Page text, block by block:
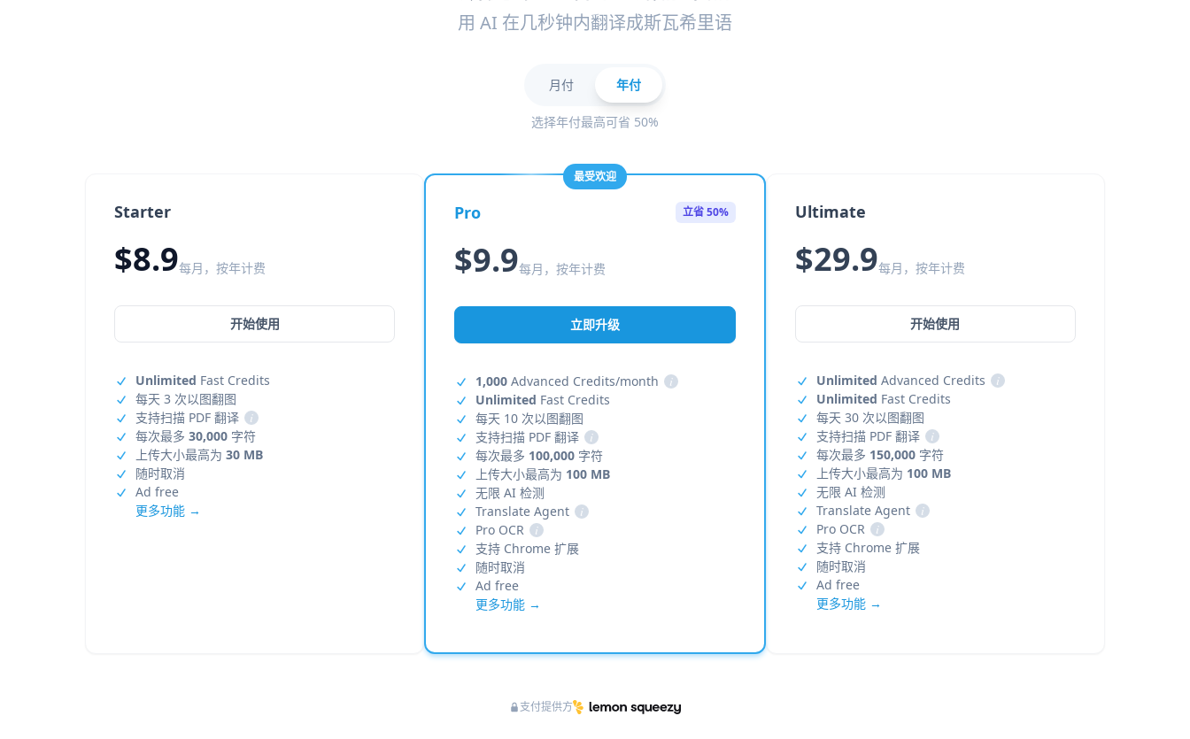
用 AI 在几秒钟内翻译成斯瓦希里语
月付 年付
选择年付最高可省 50%
Starter
$8.9每月，按年计费
开始使用
Unlimited Fast Credits
每天 3 次以图翻图
支持扫描 PDF 翻译
i
每次最多 30,000 字符
上传大小最高为 30 MB
随时取消
Ad free
更多功能 →
最受欢迎
Pro 立省 50%
$9.9每月，按年计费
立即升级
1,000 Advanced Credits/month
i
Unlimited Fast Credits
每天 10 次以图翻图
支持扫描 PDF 翻译
i
每次最多 100,000 字符
上传大小最高为 100 MB
无限 AI 检测
Translate Agent
i
Pro OCR
i
支持 Chrome 扩展
随时取消
Ad free
更多功能 →
Ultimate
$29.9每月，按年计费
开始使用
Unlimited Advanced Credits
i
Unlimited Fast Credits
每天 30 次以图翻图
支持扫描 PDF 翻译
i
每次最多 150,000字符
上传大小最高为 100 MB
无限 AI 检测
Translate Agent
i
Pro OCR
i
支持 Chrome 扩展
随时取消
Ad free
更多功能 →
支付提供方